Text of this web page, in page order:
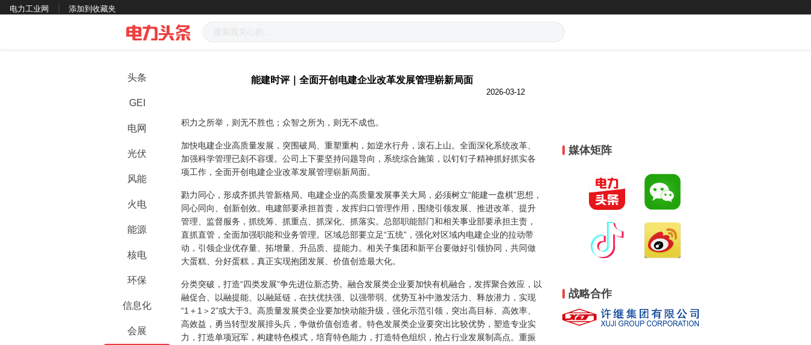
电力工业网 添加到收藏夹
头条
GEI
电网
光伏
风能
火电
能源
核电
环保
信息化
会展
能建时评｜全面开创电建企业改革发展管理崭新局面
2026-03-12
积力之所举，则无不胜也；众智之所为，则无不成也。
加快电建企业高质量发展，突围破局、重塑重构，如逆水行舟，滚石上山。全面深化系统改革、
加强科学管理已刻不容缓。公司上下要坚持问题导向，系统综合施策，以钉钉子精神抓好抓实各
项工作，全面开创电建企业改革发展管理崭新局面。
勠力同心，形成齐抓共管新格局。电建企业的高质量发展事关大局，必须树立“能建一盘棋”思想，
同心同向、创新创效。电建部要承担首责，发挥归口管理作用，围绕引领发展、推进改革、提升
管理、监督服务，抓统筹、抓重点、抓深化、抓落实。总部职能部门和相关事业部要承担主责，
直抓直管，全面加强职能和业务管理。区域总部要立足“五统”，强化对区域内电建企业的拉动带
动，引领企业优存量、拓增量、升品质、提能力。相关子集团和新平台要做好引领协同，共同做
大蛋糕、分好蛋糕，真正实现抱团发展、价值创造最大化。
分类突破，打造“四类发展”争先进位新态势。融合发展类企业要加快有机融合，发挥聚合效应，以
融促合、以融提能、以融延链，在扶优扶强、以强带弱、优势互补中激发活力、释放潜力，实现
“1＋1＞2”或大于3。高质量发展类企业要加快动能升级，强化示范引领，突出高目标、高效率、
高效益，勇当转型发展排头兵，争做价值创造者。特色发展类企业要突出比较优势，塑造专业实
力，打造单项冠军，构建特色模式，培育特色能力，打造特色组织，抢占行业发展制高点。重振
媒体矩阵
战略合作